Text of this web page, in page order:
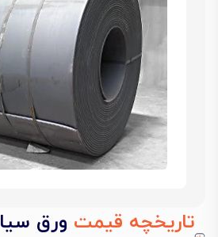
تاریخچه قیمت